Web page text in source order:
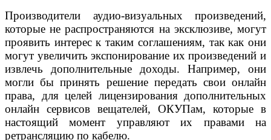
Производители аудио-визуальных произведений,
которые не распространяются на эксклюзиве, могут
проявить интерес к таким соглашениям, так как они
могут увеличить экспонирование их произведений и
извлечь дополнительные доходы. Например, они
могли бы принять решение передать свои онлайн
права, для целей лицензирования дополнительных
онлайн сервисов вещателей, ОКУПам, которые в
настоящий момент управляют их правами на
ретрансляцию по кабелю.